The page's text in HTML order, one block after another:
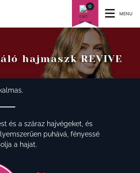
0
MENU
hajmaszk REVIVE
és a száraz hajvégeket, és
puhává, fényessé
a hajat.